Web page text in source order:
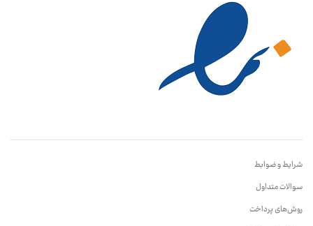
شرایط و ضوابط
سوالات متداول
روش‌های پرداخت